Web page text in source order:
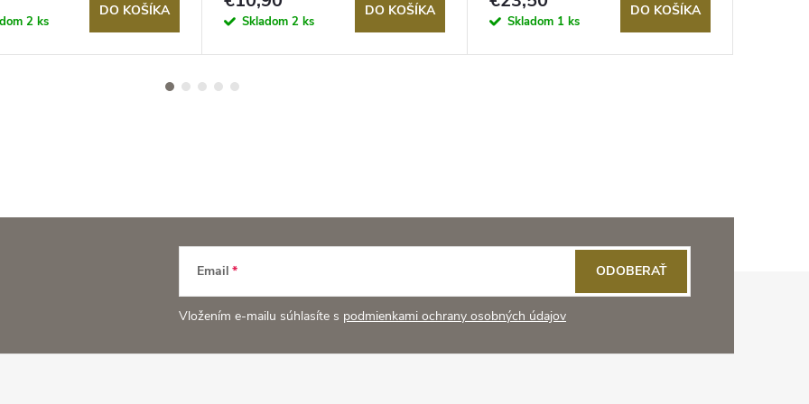
2 ks
DO KOŠÍKA
Skladom 2 ks
DO KOŠÍKA
Skladom 1 ks
DO KOŠÍKA
Email
Vložením e-mailu súhlasíte s podmienkami ochrany osobných údajov
ODOBERAŤ